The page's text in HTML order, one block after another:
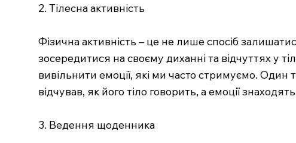
2. Тілесна активність
Фізична активність – це не лише спосіб
зосередитися на своєму диханні та відчуттях у
вивільнити емоції, які ми часто стримуємо. Один
відчував, як його тіло говорить, а емоції
3. Ведення щоденника